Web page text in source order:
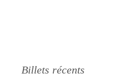
Billets récents